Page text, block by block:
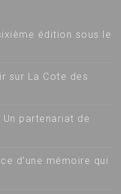
édition sous le
sur La Cote des
partenariat de
d’une mémoire qui